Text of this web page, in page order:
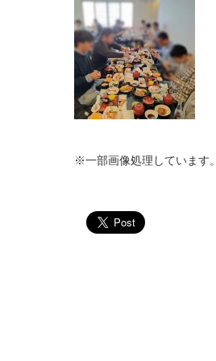
※一部画像処理しています。